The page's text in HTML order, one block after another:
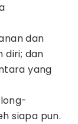
dan
diri; dan
yang
siapa pun.